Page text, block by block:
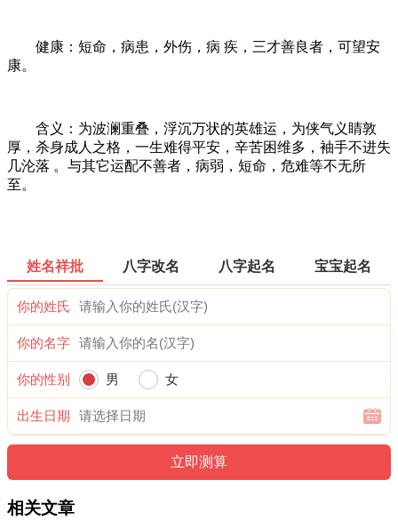
健康：短命，病患，外伤，病 疾，三才善良者，可望安
康。
含义：为波澜重叠，浮沉万状的英雄运，为侠气义睛敦
厚，杀身成人之格，一生难得平安，辛苦困维多，袖手不进失
几沦落 。与其它运配不善者，病弱，短命，危难等不无所
至。
姓名祥批 八字改名 八字起名 宝宝起名
你的姓氏
你的名字
你的性别 男 女
出生日期
相关文章